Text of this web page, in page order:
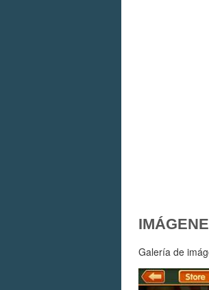
Galería de